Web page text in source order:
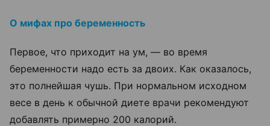
О мифах про беременность
Первое, что приходит на ум, — во время
беременности надо есть за двоих. Как оказалось,
это полнейшая чушь. При нормальном исходном
весе в день к обычной диете врачи рекомендуют
добавлять примерно 200 калорий.